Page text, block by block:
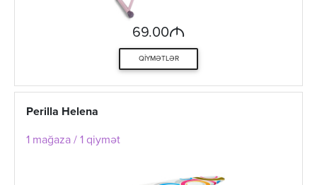
69.00M
QIYMƏTLƏR
Perilla Helena
1 mağaza / 1 qiymət